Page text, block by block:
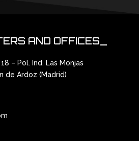
AND OFFICES_
– Pol. Ind. Las Monjas
de Ardoz (Madrid)